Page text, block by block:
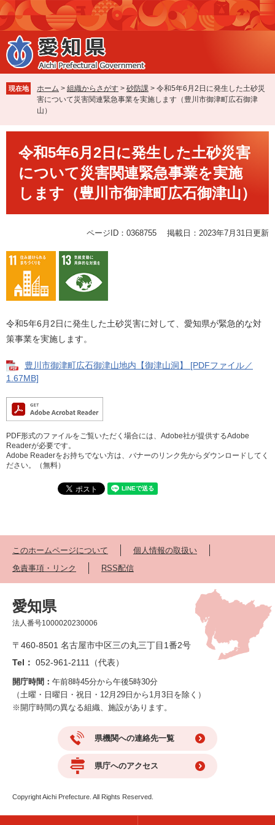
ペ
ー
ジ
の
先
で
す
メ
ニ
ュ
ー
を
ば
し
現在地 ホーム > 組織からさがす > 砂防課 > 令和5年6月2日に発生した土砂災
害について災害関連緊急事業を実施します（豊川市御津町広石御津
山）
令和5年6月2日に発生した土砂災害
について災害関連緊急事業を実施
します（豊川市御津町広石御津山）
ページID：0368755 掲載日：2023年7月31日更新
令和5年6月2日に発生した土砂災害に対して、愛知県が緊急的な対
策事業を実施します。
豊川市御津町広石御津山地内【御津山洞】 [PDFファイル／
1.67MB]
PDF形式のファイルをご覧いただく場合には、Adobe社が提供するAdobe
Readerが必要です。
Adobe Readerをお持ちでない方は、バナーのリンク先からダウンロードしてく
ださい。（無料）
このホームページについて
個人情報の取扱い
免責事項・リンク
RSS配信
愛知県
法人番号1000020230006
〒460-8501 名古屋市中区三の丸三丁目1番2号
Tel： 052-961-2111（代表）
開庁時間： 午前8時45分から午後5時30分
（土曜・日曜日・祝日・12月29日から1月3日を除く）
※開庁時間の異なる組織、施設があります。
県機関への連絡先一覧
県庁へのアクセス
Copyright Aichi Prefecture. All Rights Reserved.